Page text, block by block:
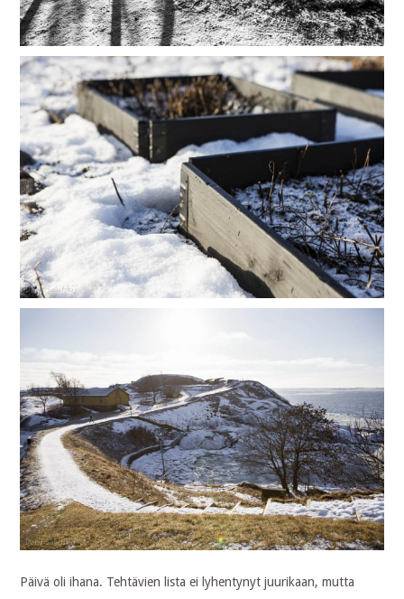
Päivä oli ihana. Tehtävien lista ei lyhentynyt juurikaan, mutta